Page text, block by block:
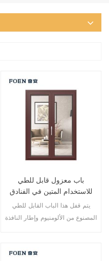
باب معزول قابل للطي
للاستخدام المتين في الفنادق
المطلة على البحر
يتم قفل هذا الباب القابل للطي
المصنوع من الألومنيوم وإطار النافذة
مختلفة من الأبواب لتلبية الاحتياجات